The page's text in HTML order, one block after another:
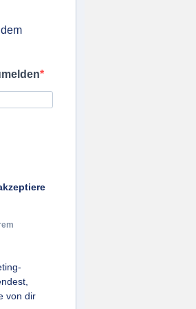
von dir